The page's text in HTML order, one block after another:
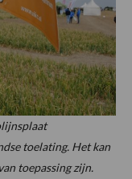
toelating. Het kan
toepassing zijn.